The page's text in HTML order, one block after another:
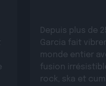
Depuis plus de
Garcia fait
monde entier
fusion
rock, ska et